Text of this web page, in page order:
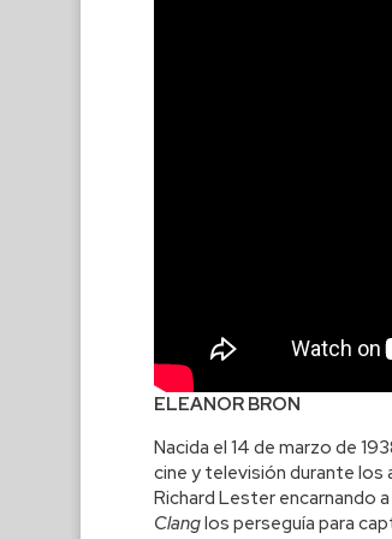
ELEANOR BRON
Nacida el 14 de marzo de
cine y televisión durante los
Richard Lester encarnando
Clanglos perseguía para